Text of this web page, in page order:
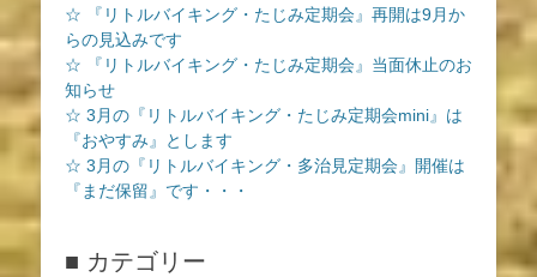
☆ 『リトルバイキング・たじみ定期会』再開は9月か
らの見込みです
☆ 『リトルバイキング・たじみ定期会』当面休止のお
知らせ
☆ 3月の『リトルバイキング・たじみ定期会mini』は
『おやすみ』とします
☆ 3月の『リトルバイキング・多治見定期会』開催は
『まだ保留』です・・・
■ カテゴリー